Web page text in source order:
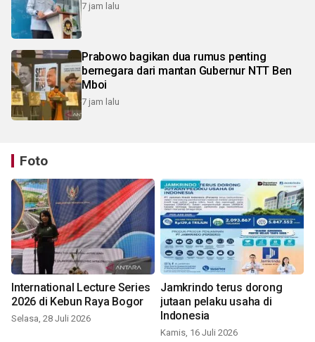
7 jam lalu
Prabowo bagikan dua rumus penting
bernegara dari mantan Gubernur NTT Ben
Mboi
7 jam lalu
Foto
International Lecture Series
2026 di Kebun Raya Bogor
Selasa, 28 Juli 2026
Jamkrindo terus dorong
jutaan pelaku usaha di
Indonesia
Kamis, 16 Juli 2026